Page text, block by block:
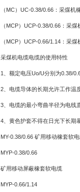
（ MC） UC-0.38/0.66 ：采煤机
（ MCP） UCP-0.38/0.66 ：采
（ MCP） UCP-0.66/1.14 ：采
采煤机电缆电缆的使用特性
1 、额定电压Uo/U分别为0.38/
2 、电缆导体的长期允许工作温
3 、电缆的最小弯曲半径为电线
4 、黄色护套不得在日光下长期
MY-0.38/0.66 矿用移动橡套软
MYP-0.38/0.66
矿用移动屏蔽橡套软电缆
MYP-0.66/1.14